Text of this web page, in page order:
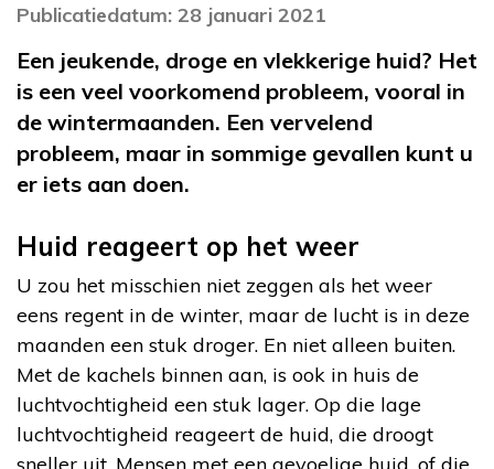
Publicatiedatum: 28 januari 2021
Een jeukende, droge en vlekkerige huid? Het
is een veel voorkomend probleem, vooral in
de wintermaanden. Een vervelend
probleem, maar in sommige gevallen kunt u
er iets aan doen.
Huid reageert op het weer
U zou het misschien niet zeggen als het weer
eens regent in de winter, maar de lucht is in deze
maanden een stuk droger. En niet alleen buiten.
Met de kachels binnen aan, is ook in huis de
luchtvochtigheid een stuk lager. Op die lage
luchtvochtigheid reageert de huid, die droogt
sneller uit. Mensen met een gevoelige huid, of die